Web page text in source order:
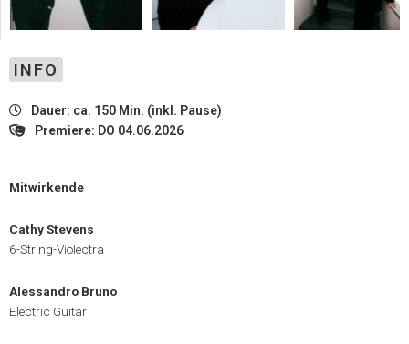
INFO
Dauer: ca. 150 Min. (inkl. Pause)
Premiere: DO 04.06.2026
Mitwirkende
Cathy Stevens
6-String-Violectra
Alessandro Bruno
Electric Guitar